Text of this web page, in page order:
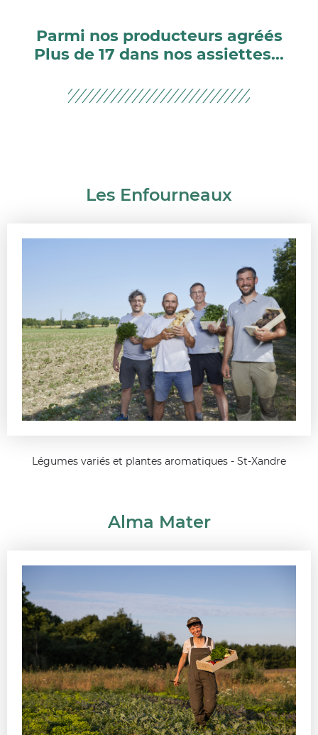
Parmi nos producteurs agréés
Plus de 17 dans nos assiettes...
Les Enfourneaux
Légumes variés et plantes aromatiques - St-Xandre
Alma Mater